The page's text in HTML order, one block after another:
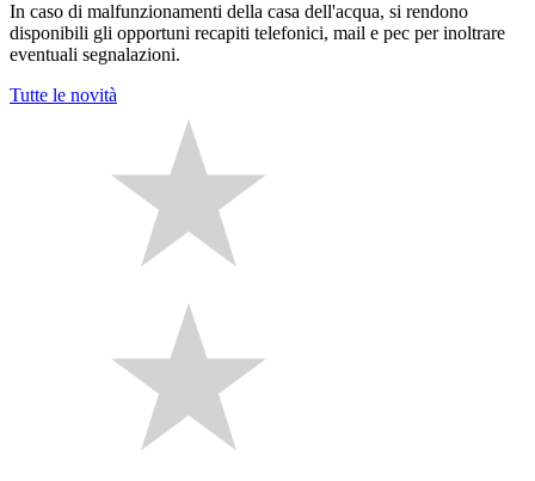
In caso di malfunzionamenti della casa dell'acqua, si rendono
disponibili gli opportuni recapiti telefonici, mail e pec per inoltrare
eventuali segnalazioni.
Tutte le novità